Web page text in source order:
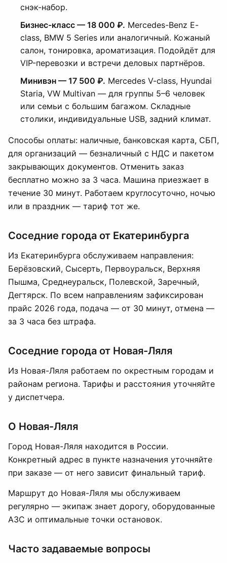
снэк-набор.
Бизнес-класс — 18 000 ₽. Mercedes-Benz E-
class, BMW 5 Series или аналогичный. Кожаный
салон, тонировка, ароматизация. Подойдёт для
VIP-перевозки и встречи деловых партнёров.
Минивэн — 17 500 ₽. Mercedes V-class, Hyundai
Staria, VW Multivan — для группы 5–6 человек
или семьи с большим багажом. Складные
столики, индивидуальные USB, задний климат.
Способы оплаты: наличные, банковская карта, СБП,
для организаций — безналичный с НДС и пакетом
закрывающих документов. Отменить заказ
бесплатно можно за 3 часа. Машина приезжает в
течение 30 минут. Работаем круглосуточно, ночью
или в праздник — тариф тот же.
Соседние города от Екатеринбурга
Из Екатеринбурга обслуживаем направления:
Берёзовский, Сысерть, Первоуральск, Верхняя
Пышма, Среднеуральск, Полевской, Заречный,
Дегтярск. По всем направлениям зафиксирован
прайс 2026 года, подача — от 30 минут, отмена —
за 3 часа без штрафа.
Соседние города от Новая-Ляля
Из Новая-Ляля работаем по окрестным городам и
районам региона. Тарифы и расстояния уточняйте
у диспетчера.
О Новая-Ляля
Город Новая-Ляля находится в России.
Конкретный адрес в пункте назначения уточняйте
при заказе — от него зависит финальный тариф.
Маршрут до Новая-Ляля мы обслуживаем
регулярно — экипаж знает дорогу, оборудованные
АЗС и оптимальные точки остановок.
Часто задаваемые вопросы